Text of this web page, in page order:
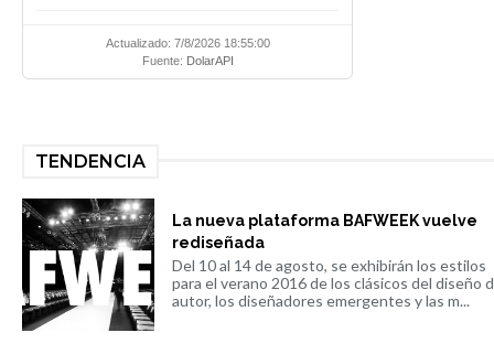
Actualizado: 7/8/2026 18:55:00
Fuente: DolarAPI
TENDENCIA
La nueva plataforma BAFWEEK vuelve
rediseñada
Del 10 al 14 de agosto, se exhibirán los estilos
para el verano 2016 de los clásicos del diseño
autor, los diseñadores emergentes y las m...